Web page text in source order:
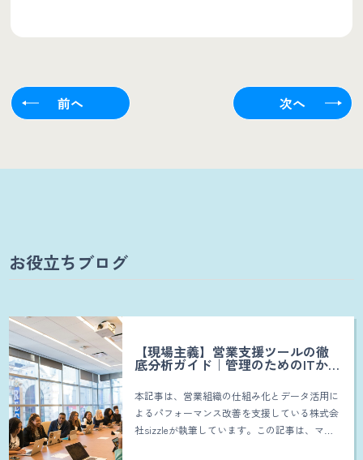
前へ 次へ
お役立ちブログ
【現場主義】営業支援ツールの徹
底分析ガイド｜管理のためのITから
「成約を生む」武器への変革
本記事は、営業組織の仕組み化とデータ活用に
よるパフォーマンス改善を支援している株式会
社sizzleが執筆しています。この記事は、マネ